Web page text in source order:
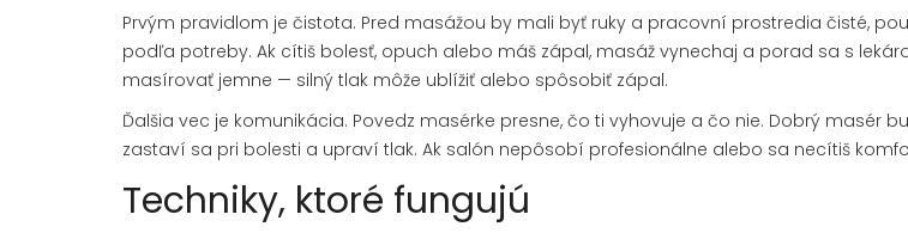
Prvým pravidlom je čistota. Pred masážou by mali byť ruky a pracovní prostredia čisté,
podľa potreby. Ak cítiš bolesť, opuch alebo máš zápal, masáž vynechaj a porad sa s
masírovať jemne — silný tlak môže ublížiť alebo spôsobiť zápal.
Ďalšia vec je komunikácia. Povedz masérke presne, čo ti vyhovuje a čo nie. Dobrý masér
zastaví sa pri bolesti a upraví tlak. Ak salón nepôsobí profesionálne alebo sa necítiš
Techniky, ktoré fungujú